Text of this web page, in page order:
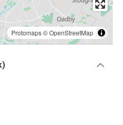
Protomaps©OpenStreetMap